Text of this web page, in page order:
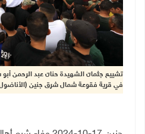
في قرية فقوعة شمال شرق جنين